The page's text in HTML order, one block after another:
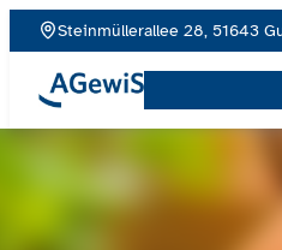
Steinmüllerallee 28, 51643